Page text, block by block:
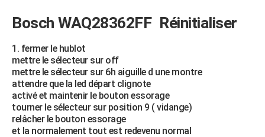
Bosch WAQ28362FFRéinitialiser
fermer le hublot
mettre le sélecteur sur off
mettre le sélecteur sur 6h aiguille d une montre
attendre que la led départ clignote
activé et maintenir le bouton essorage
tourner le sélecteur sur position 9 ( vidange)
relâcher le bouton essorage
et la normalement tout est redevenu normal